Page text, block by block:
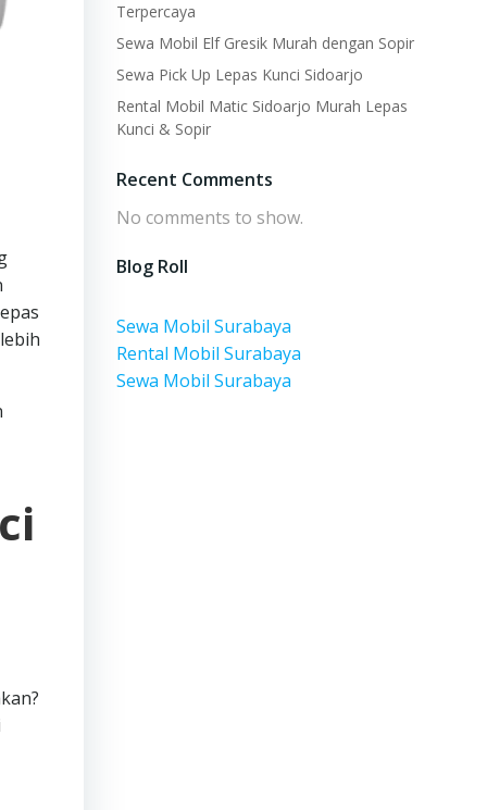
Terpercaya
Sewa Mobil Elf Gresik Murah dengan Sopir
Sewa Pick Up Lepas Kunci Sidoarjo
Rental Mobil Matic Sidoarjo Murah Lepas
Kunci & Sopir
Recent Comments
No comments to show.
Blog Roll
Sewa Mobil Surabaya
Rental Mobil Surabaya
Sewa Mobil Surabaya